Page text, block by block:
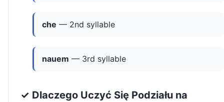
che — 2nd syllable
nauem — 3rd syllable
✓ Dlaczego Uczyć Się Podziału na